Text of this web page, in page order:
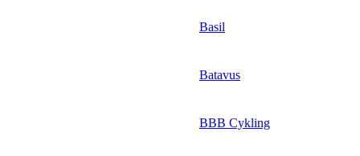
Basil
Batavus
BBB Cykling